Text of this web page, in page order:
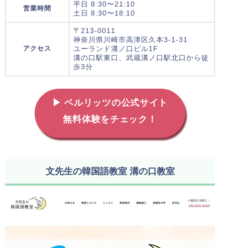
営業時間
平日 8:30〜21:10
土日 8:30〜18:10
アクセス
〒213-0011
神奈川県川崎市高津区久本3-1-31
ユーランド溝ノ口ビル1F
溝の口駅東口、武蔵溝ノ口駅北口から徒
歩3分
▶ ベルリッツの公式サイト
無料体験をチェック！
文先生の韓国語教室 溝の口教室